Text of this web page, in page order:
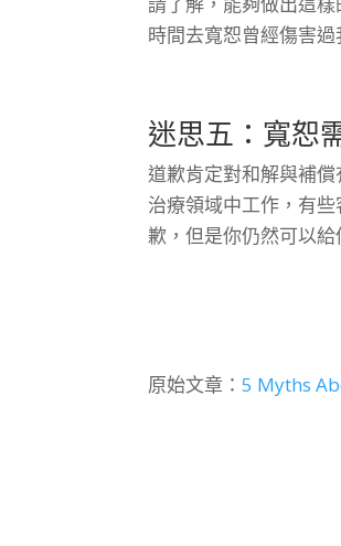
時間去寬恕曾經傷害
迷思五：寬恕
道歉肯定對和解與補
治療領域中工作，有
歉，但是你仍然可以
原始文章：5 Myths